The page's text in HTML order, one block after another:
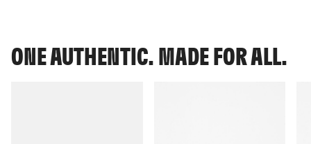
ONE AUTHENTIC. MADE FOR ALL.